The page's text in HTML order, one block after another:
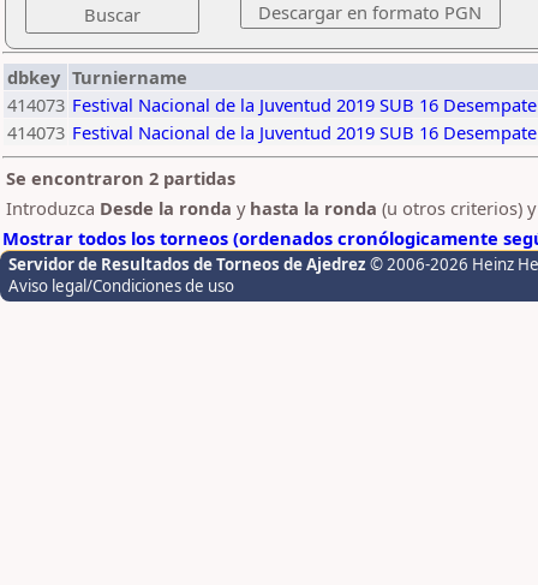
dbkey Turniername
414073 Festival Nacional de la Juventud 2019 SUB 16 Desempate
414073 Festival Nacional de la Juventud 2019 SUB 16 Desempate
Se encontraron 2 partidas
Introduzca Desde la ronda y hasta la ronda (u otros criterios)
Mostrar todos los torneos (ordenados cronólogicamente
Servidor de Resultados de Torneos de Ajedrez © 2006-2026 Heinz
Aviso legal/Condiciones de uso